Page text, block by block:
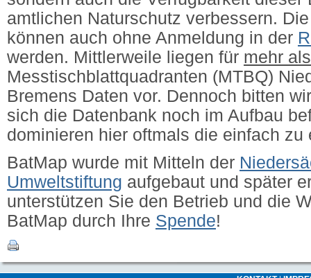
amtlichen Naturschutz verbessern.
können auch ohne Anmeldung in der
werden. Mittlerweile liegen für mehr
Messtischblattquadranten (MTBQ)
Bremens Daten vor. Dennoch bitten
sich die Datenbank noch im Aufbau
dominieren hier oftmals die einfach zu
BatMap wurde mit Mitteln der
Umweltstiftung aufgebaut und später
unterstützen Sie den Betrieb und die
BatMap durch Ihre Spende!